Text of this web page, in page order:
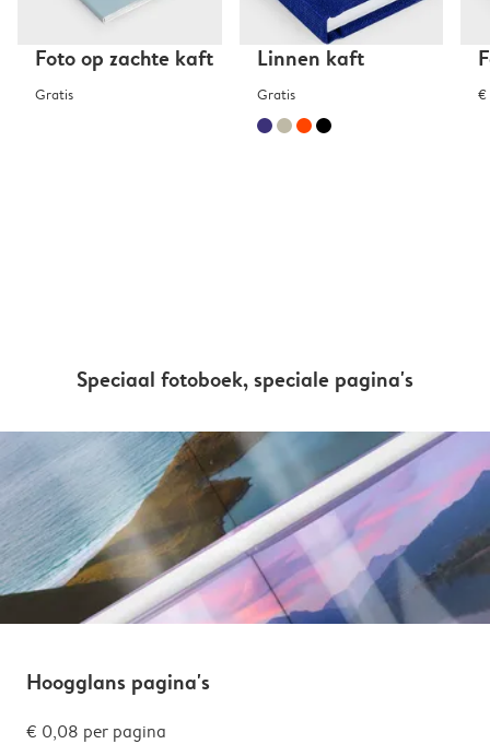
Foto op zachte kaft
Gratis
Linnen kaft
Gratis €
Speciaal fotoboek, speciale pagina's
Hoogglans pagina's
€ 0,08 per pagina